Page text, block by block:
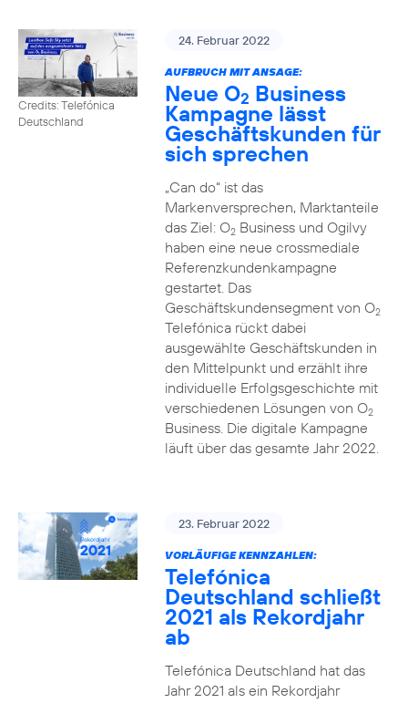
Credits: Telefónica
Deutschland
24. Februar 2022
AUFBRUCH MIT ANSAGE:
Neue O2 Business
Kampagne lässt
Geschäftskunden für
sich sprechen
„Can do“ ist das
Markenversprechen, Marktanteile
das Ziel: O2Business und Ogilvy
haben eine neue crossmediale
Referenzkundenkampagne
gestartet. Das
Geschäftskundensegment von O2
Telefónica rückt dabei
ausgewählte Geschäftskunden in
den Mittelpunkt und erzählt ihre
individuelle Erfolgsgeschichte mit
verschiedenen Lösungen von O2
Business. Die digitale Kampagne
läuft über das gesamte Jahr 2022.
23. Februar 2022
VORLÄUFIGE KENNZAHLEN:
Telefónica
Deutschland schließt
2021 als Rekordjahr
ab
Telefónica Deutschland hat das
Jahr 2021 als ein Rekordjahr